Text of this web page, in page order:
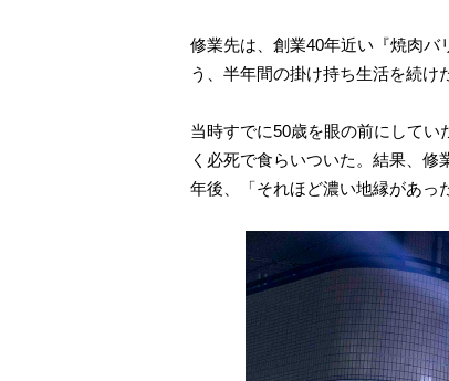
修業先は、創業40年近い『焼肉
う、半年間の掛け持ち生活を続け
当時すでに50歳を眼の前にして
く必死で食らいついた。結果、
年後、「それほど濃い地縁があっ